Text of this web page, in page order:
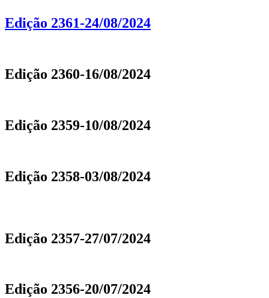
Edição 2361-24/08/2024
Edição 2360-16/08/2024
Edição 2359-10/08/2024
Edição 2358-03/08/2024
Edição 2357-27/07/2024
Edição 2356-20/07/2024